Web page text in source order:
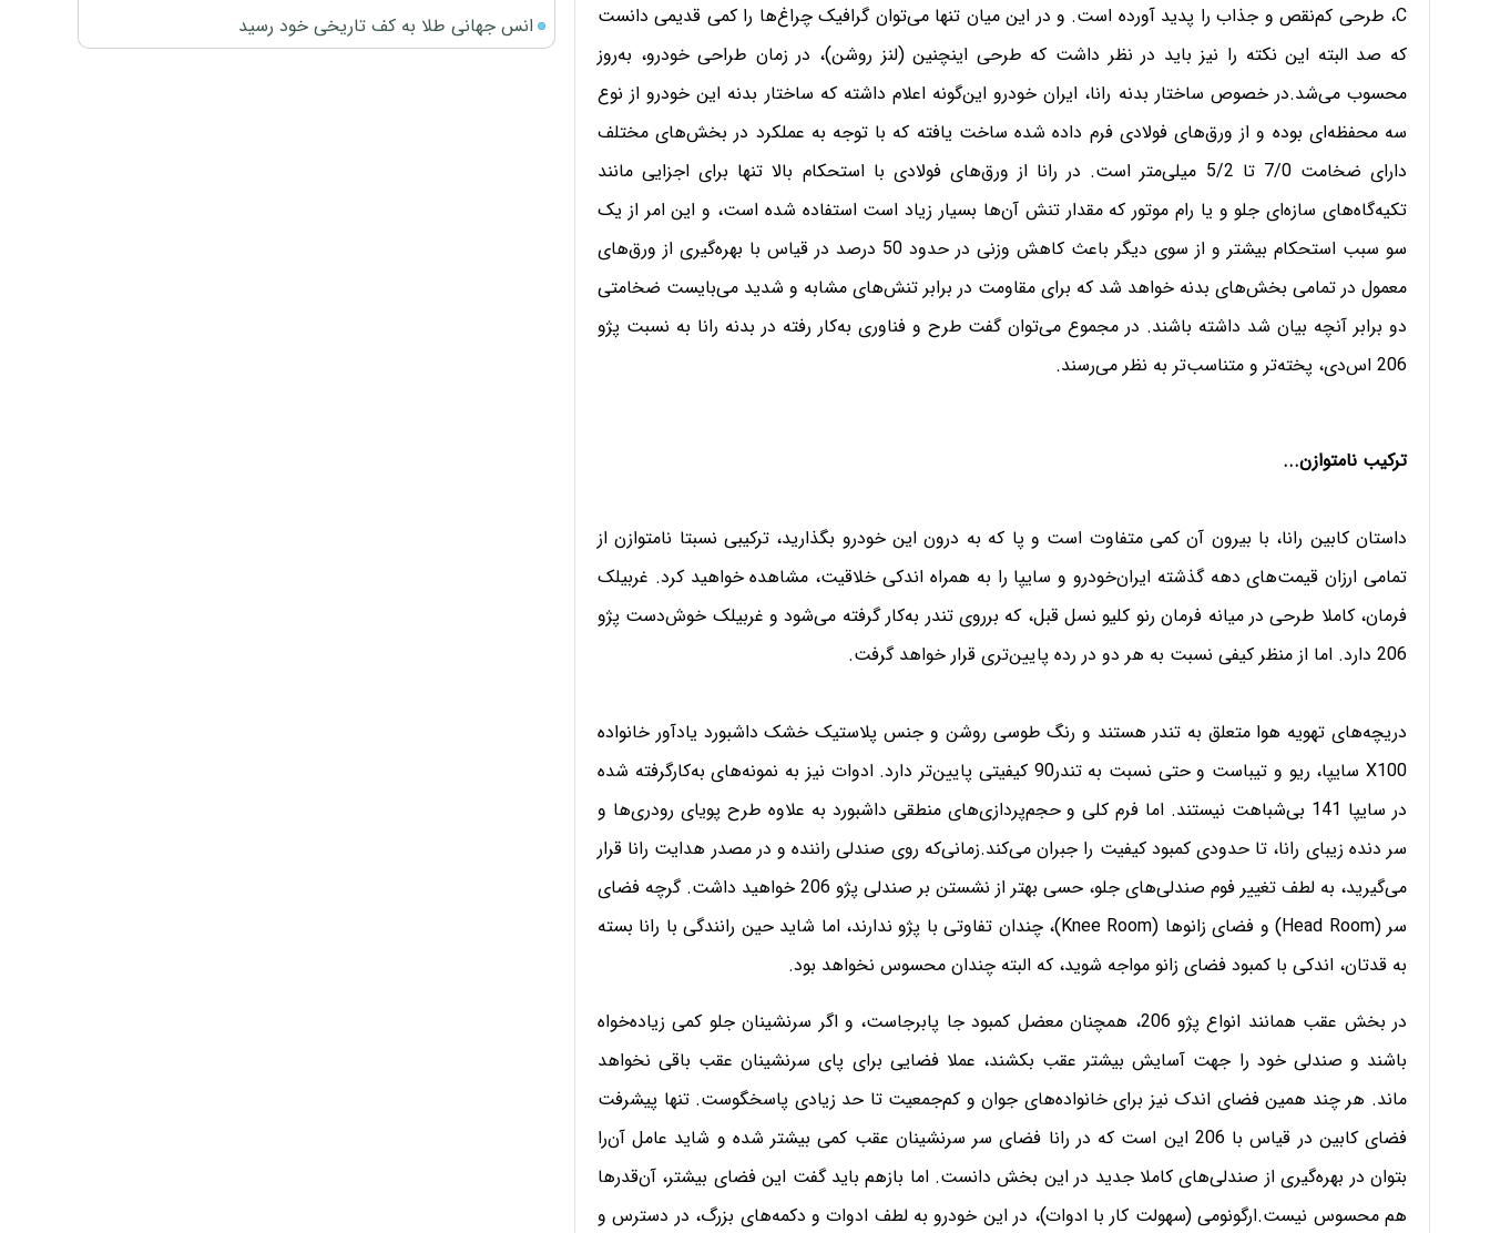
C، طرحی کم‌نقص و جذاب را پدید آورده است. و در این میان تنها می‌توان گرافیک چراغ‌ها را کمی قدیمی دانست
که صد البته این نکته را نیز باید در نظر داشت که طرحی اینچنین (لنز روشن)، در زمان طراحی خودرو، به‌روز
محسوب می‌شد‌.در خصوص ساختار بدنه رانا، ایران خودرو این‌گونه اعلام داشته که ساختار بدنه این خودرو از نوع
سه محفظه‌ای بوده و از ورق‌های فولادی فرم داده شده ساخت یافته که با توجه به عملکرد در بخش‌های مختلف
دارای ضخامت 7/0 تا 5/2 میلی‌متر است.
در رانا از ورق‌های فولادی با استحکام بالا تنها برای اجزایی مانند
تکیه‌گاه‌های سازه‌ای جلو و یا رام موتور که مقدار تنش آن‌ها بسیار زیاد است استفاده شده است، و این امر از یک
سو سبب استحکام بیشتر و از سوی دیگر باعث کاهش وزنی در حدود 50 درصد در قیاس با بهره‌گیری از ورق‌های
معمول در تمامی بخش‌های بدنه خواهد شد که برای مقاومت در برابر تنش‌های مشابه و شدید می‌بایست ضخامتی
دو برابر آنچه بیان شد داشته باشند. در مجموع می‌توان گفت طرح و فناوری به‌کار رفته در بدنه رانا به نسبت پژو
206 اس‌دی، پخته‌تر و متناسب‌تر به نظر می‌رسند.
ترکیب نامتوازن...
داستان کابین رانا، با بیرون آن کمی متفاوت است و پا که به درون این خودرو بگذارید، ترکیبی نسبتا نامتوازن از
تمامی ارزان قیمت‌های دهه گذشته ایران‌خودرو و سایپا را به همراه اندکی خلاقیت، مشاهده خواهید کرد. غربیلک
فرمان، کاملا طرحی در میانه فرمان رنو کلیو نسل قبل، که برروی تندر به‌کار گرفته می‌شود و غربیلک خوش‌دست پژو
206 دارد. اما از منظر کیفی نسبت به هر دو در رده پایین‌تری قرار خواهد گرفت.
دریچه‌های تهویه هوا متعلق به تندر هستند و رنگ طوسی روشن و جنس پلاستیک خشک داشبورد یادآور خانواده
X100 سایپا، ریو و تیباست و حتی نسبت به تندر90 کیفیتی پایین‌تر دارد. ادوات نیز به نمونه‌های به‌کارگرفته شده
در سایپا 141 بی‌شباهت نیستند. اما فرم کلی و حجم‌پردازی‌های منطقی داشبورد به علاوه طرح پویای رودری‌ها و
سر دنده زیبای رانا، تا حدودی کمبود کیفیت را جبران می‌کند.زمانی‌که روی صندلی راننده و در مصدر هدایت رانا قرار
می‌گیرید، به لطف تغییر فوم صندلی‌های جلو، حسی بهتر از نشستن بر صندلی‌ پژو 206 خواهید داشت. گرچه فضای
سر (Head Room) و فضای زانوها (Knee Room)، چندان تفاوتی با پژو ندارند، اما شاید حین رانندگی با رانا بسته
به قدتان، اندکی با کمبود فضای زانو مواجه شوید، که البته چندان محسوس نخواهد بود.
در بخش عقب همانند انواع پژو 206، همچنان معضل کمبود جا پابرجاست، و اگر سرنشینان جلو کمی زیاده‌خواه
باشند و صندلی خود را جهت آسایش بیشتر عقب بکشند، عملا فضایی برای پای سرنشینان عقب باقی نخواهد
ماند. هر چند همین فضای اندک نیز برای خانواده‌های جوان و کم‌جمعیت تا حد زیادی پاسخگوست. تنها پیشرفت
فضای کابین در قیاس با 206 این است که در رانا فضای سر سرنشینان عقب کمی بیشتر شده و شاید عامل آن‌را
بتوان در بهره‌گیری از صندلی‌های کاملا جدید در این بخش دانست. اما بازهم باید گفت این فضای بیشتر، آن‌قدرها
هم محسوس نیست.ارگونومی (سهولت کار با ادوات)، در این خودرو به لطف ادوات و دکمه‌های بزرگ، در دسترس و
انس جهانی طلا به کف تاریخی خود رسید